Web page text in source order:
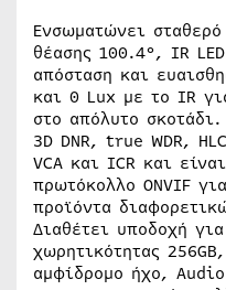
Ενσωματώνει
θέασης 100.4°, IR
απόσταση και
και 0 Lux με το IR
στο απόλυτο
3D DNR, true WDR,
VCA και ICR και
πρωτόκολλο ONVIF
προϊόντα
Διαθέτει υποδοχή
χωρητικότητας
αμφίδρομο ήχο,